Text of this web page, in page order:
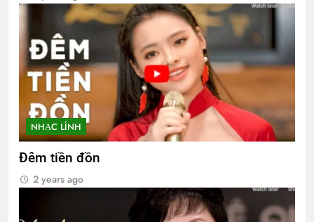
NHẠC LÍNH
Đêm tiền đồn
2 years ago